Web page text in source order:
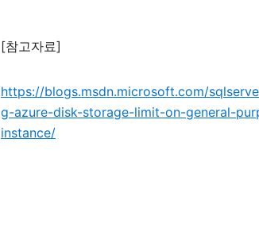
[참고자료]
https://blogs.msdn.microsoft.com/
g-azure-disk-storage-limit-on-general-
instance/